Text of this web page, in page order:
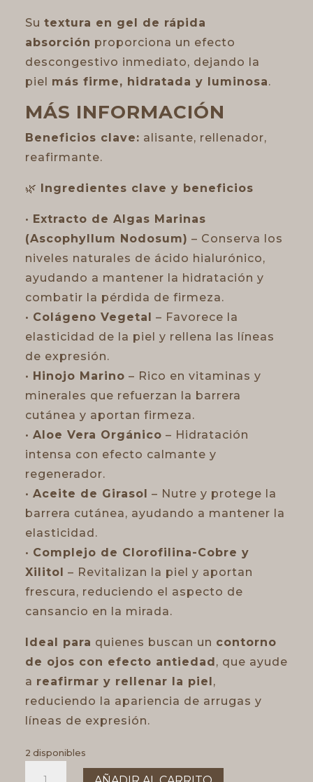
Su textura en gel de rápida
absorción proporciona un efecto
descongestivo inmediato, dejando la
piel más firme, hidratada y luminosa.
MÁS INFORMACIÓN
Beneficios clave: alisante, rellenador,
reafirmante.
🌿 Ingredientes clave y beneficios
• Extracto de Algas Marinas
(Ascophyllum Nodosum) – Conserva los
niveles naturales de ácido hialurónico,
ayudando a mantener la hidratación y
combatir la pérdida de firmeza.
• Colágeno Vegetal
– Favorece la
elasticidad de la piel y rellena las líneas
de expresión.
• Hinojo Marino – Rico en vitaminas y
minerales que refuerzan la barrera
cutánea y aportan firmeza.
• Aloe Vera Orgánico – Hidratación
intensa con efecto calmante y
regenerador.
• Aceite de Girasol
– Nutre y protege la
barrera cutánea, ayudando a mantener la
elasticidad.
• Complejo de Clorofilina-Cobre y
Xilitol
– Revitalizan la piel y aportan
frescura, reduciendo el aspecto de
cansancio en la mirada.
Ideal para quienes buscan un contorno
de ojos con efecto antiedad , que ayude
a reafirmar y rellenar la piel ,
reduciendo la apariencia de arrugas y
líneas de expresión.
2 disponibles